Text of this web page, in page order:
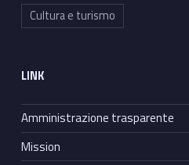
Cultura e turismo
LINK
Amministrazione trasparente
Mission